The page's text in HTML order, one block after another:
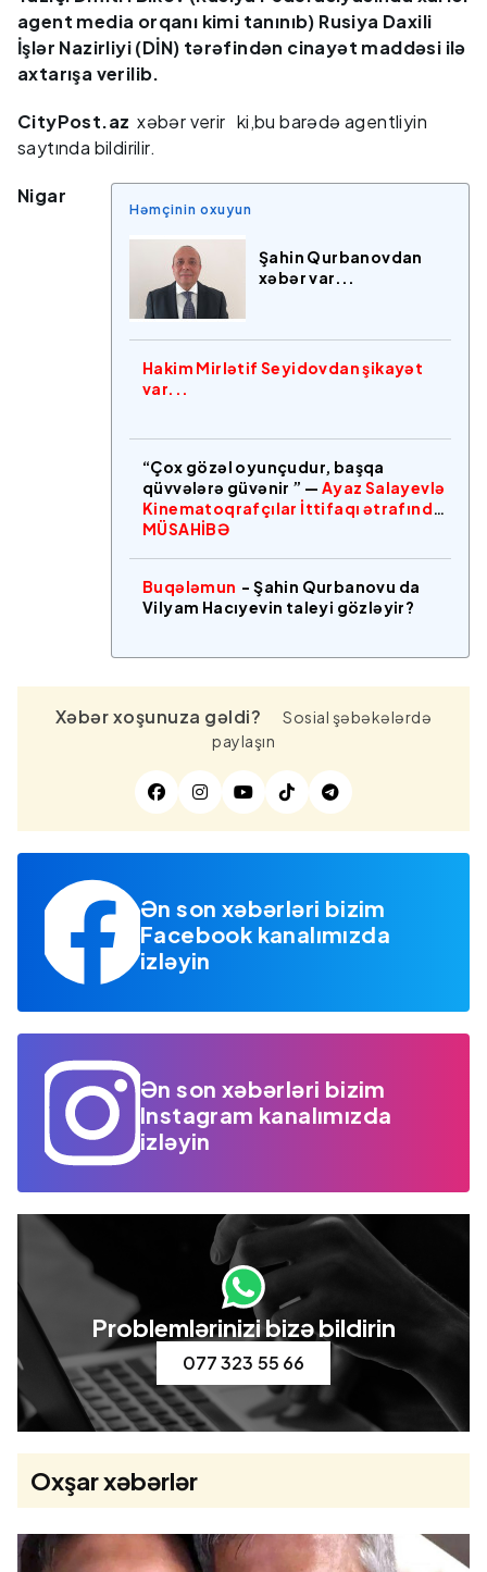
agent media orqanı kimi tanınıb) Rusiya Daxili
İşlər Nazirliyi (DİN) tərəfindən cinayət maddəsi ilə
axtarışa verilib.
CityPost.az xəbər verir ki,bu barədə agentliyin
saytında bildirilir.
Həmçinin oxuyun
Şahin Qurbanovdan
xəbər var...
Hakim Mirlətif Seyidovdan şikayət
var...
“Çox gözəl oyunçudur, başqa
qüvvələrə güvənir ” — Ayaz Salayevlə
Kinematoqrafçılar İttifaqı ətrafında
MÜSAHİBƏ
Buqələmun - Şahin Qurbanovu da
Vilyam Hacıyevin taleyi gözləyir?
Nigar
Xəbər xoşunuza gəldi?
Sosial şəbəkələrdə
paylaşın
Ən son xəbərləri bizim
Facebook kanalımızda
izləyin
Ən son xəbərləri bizim
Instagram kanalımızda
izləyin
Problemlərinizi bizə bildirin
077 323 55 66
Oxşar xəbərlər